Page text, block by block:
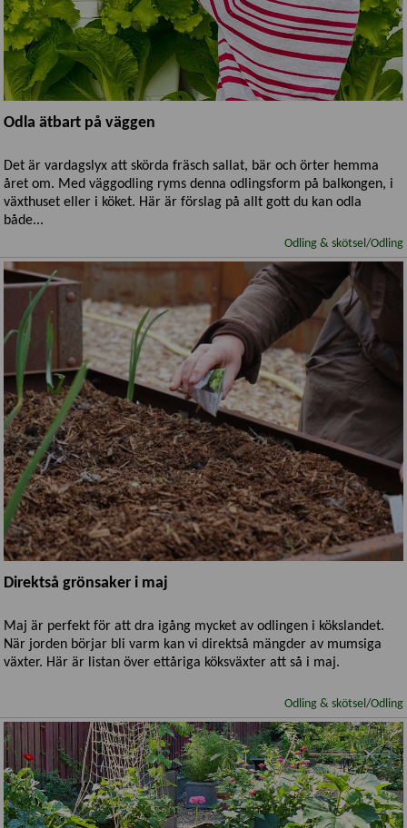
Odla ätbart på väggen
Det är vardagslyx att skörda fräsch sallat, bär och örter hemma
året om. Med väggodling ryms denna odlingsform på balkongen, i
växthuset eller i köket. Här är förslag på allt gott du kan odla
både...
Odling & skötsel/Odling
Direktså grönsaker i maj
Maj är perfekt för att dra igång mycket av odlingen i kökslandet.
När jorden börjar bli varm kan vi direktså mängder av mumsiga
växter. Här är listan över ettåriga köksväxter att så i maj.
Odling & skötsel/Odling